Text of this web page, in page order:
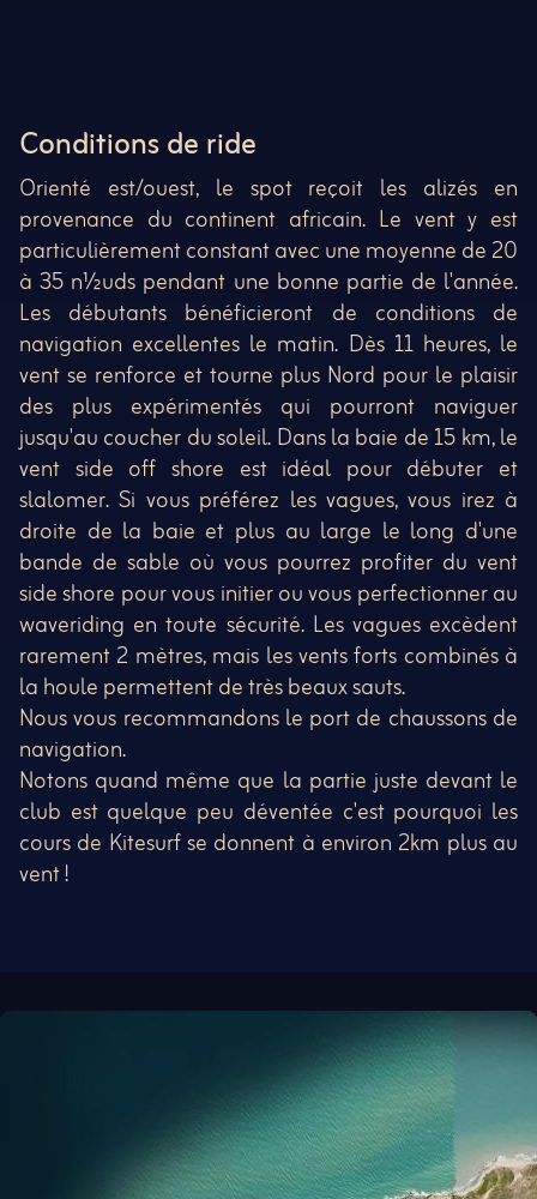
Conditions de ride
Orienté est/ouest, le spot reçoit les alizés en
provenance du continent africain. Le vent y est
particulièrement constant avec une moyenne de 20
à 35 n½uds pendant une bonne partie de l'année.
Les débutants bénéficieront de conditions de
navigation excellentes le matin. Dès 11 heures, le
vent se renforce et tourne plus Nord pour le plaisir
des plus expérimentés qui pourront naviguer
jusqu'au coucher du soleil. Dans la baie de 15 km, le
vent side off shore est idéal pour débuter et
slalomer. Si vous préférez les vagues, vous irez à
droite de la baie et plus au large le long d'une
bande de sable où vous pourrez profiter du vent
side shore pour vous initier ou vous perfectionner au
waveriding en toute sécurité. Les vagues excèdent
rarement 2 mètres, mais les vents forts combinés à
la houle permettent de très beaux sauts.
Nous vous recommandons le port de chaussons de
navigation.
Notons quand même que la partie juste devant le
club est quelque peu déventée c'est pourquoi les
cours de Kitesurf se donnent à environ 2km plus au
vent !